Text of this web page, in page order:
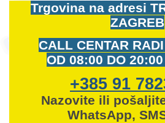
Trgovina na adresi
ZAGREB
CALL CENTAR
OD 08:00 DO
+385 91
Nazovite ili
WhatsApp,